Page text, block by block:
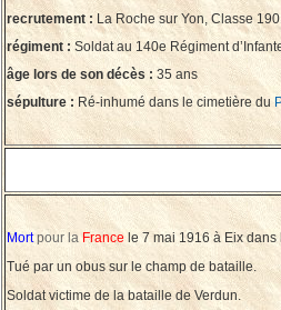
recrutement : La Roche sur Yon, Classe
régiment :Soldat au 140e Régiment
âge lors de son décès : 35 ans
sépulture : Ré-inhumé dans le cimetière du
Mort pour la France le 7 mai 1916 à Eix
Tué par un obus sur le champ de bataille.
Soldat victime de la bataille de Verdun.